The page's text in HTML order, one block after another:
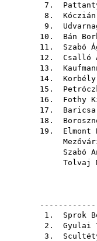
7.
8.
9.
10. Bán
11. Szabó
12. Csalló
13.
14.
15.
16. Fothy
17.
18.
19. Elmont
Szabó
Tolvaj
1. Sprok
2. Gyulai
3.